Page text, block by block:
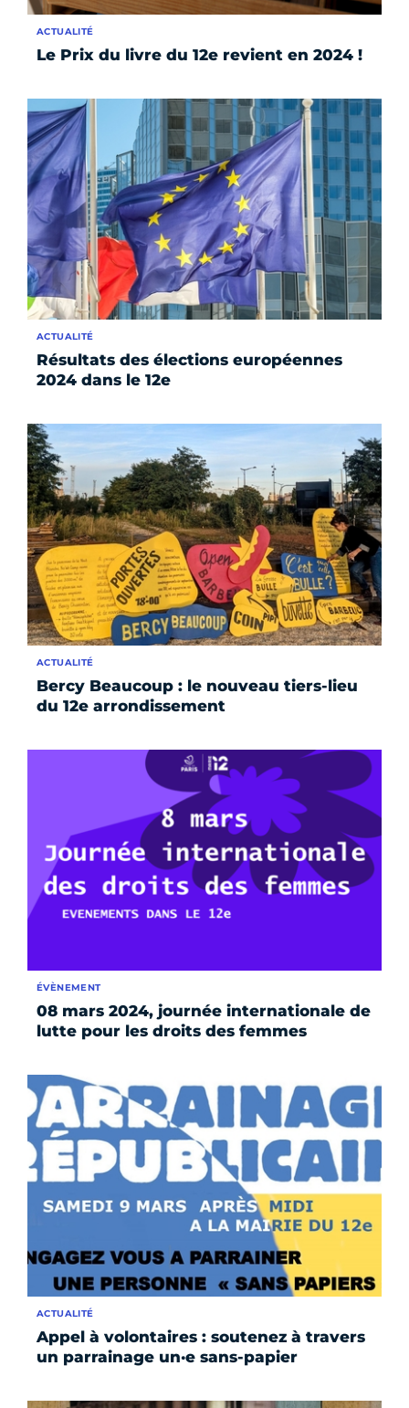
Le Prix du livre du 12e revient en 2024 !
ACTUALITÉ
Résultats des élections européennes
2024 dans le 12e
ACTUALITÉ
Bercy Beaucoup : le nouveau tiers-lieu
du 12e arrondissement
ACTUALITÉ
08 mars 2024, journée internationale de
lutte pour les droits des femmes
ÉVÈNEMENT
Appel à volontaires : soutenez à travers
un parrainage un­·e sans-papier
ACTUALITÉ